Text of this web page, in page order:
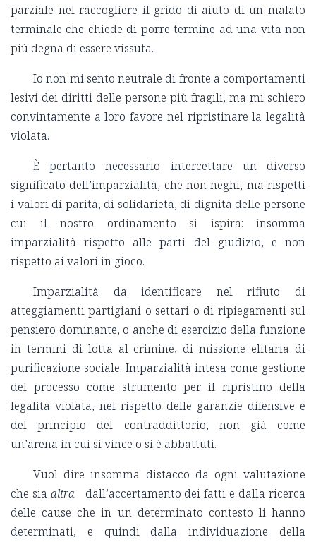
parziale nel raccogliere il grido di aiuto di un malato
terminale che chiede di porre termine ad una vita non
più degna di essere vissuta.
Io non mi sento neutrale di fronte a comportamenti
lesivi dei diritti delle persone più fragili, ma mi schiero
convintamente a loro favore nel ripristinare la legalità
violata.
È pertanto necessario intercettare un diverso
significato dell’imparzialità, che non neghi, ma rispetti
i valori di parità, di solidarietà, di dignità delle persone
cui il nostro ordinamento si ispira: insomma
imparzialità rispetto alle parti del giudizio, e non
rispetto ai valori in gioco.
Imparzialità da identificare nel rifiuto di
atteggiamenti partigiani o settari o di ripiegamenti sul
pensiero dominante, o anche di esercizio della funzione
in termini di lotta al crimine, di missione elitaria di
purificazione sociale. Imparzialità intesa come gestione
del processo come strumento per il ripristino della
legalità violata, nel rispetto delle garanzie difensive e
del principio del contraddittorio, non già come
un’arena in cui si vince o si è abbattuti.
Vuol dire insomma distacco da ogni valutazione
che sia altradall’accertamento dei fatti e dalla ricerca
delle cause che in un determinato contesto li hanno
determinati, e quindi dalla individuazione della